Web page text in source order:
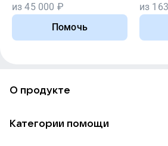
из45 000 ₽
Помочь
из
О продукте
Категории помощи